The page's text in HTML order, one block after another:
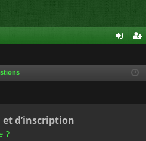
cri
d’inscription
?